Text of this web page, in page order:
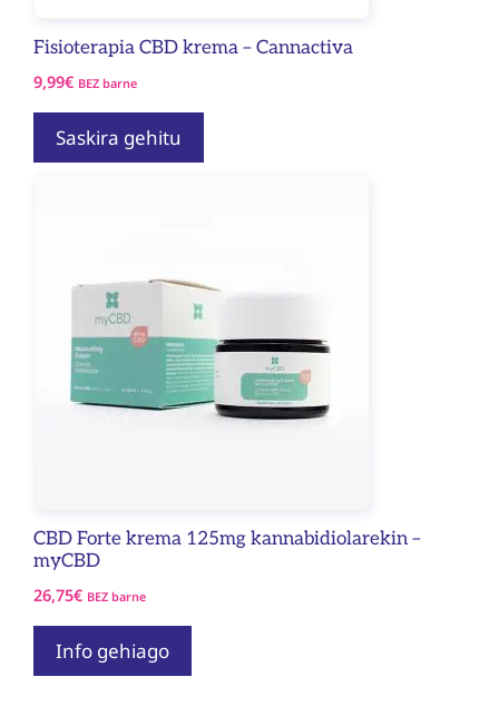
Fisioterapia CBD krema – Cannactiva
9,99€ BEZ barne
Saskira gehitu
CBD Forte krema 125mg kannabidiolarekin –
myCBD
26,75€ BEZ barne
Info gehiago